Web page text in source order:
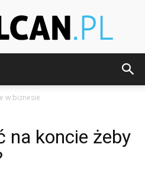
w biznesie
na koncie żeby